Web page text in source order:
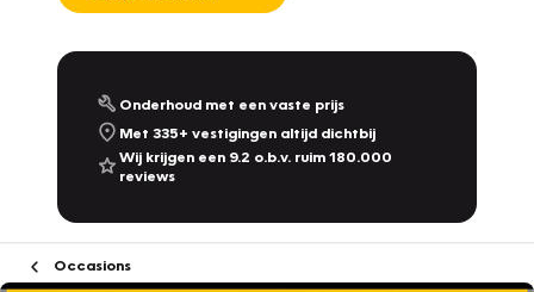
Onderhoud met een vaste prijs
Met 335+ vestigingen altijd dichtbij
Wij krijgen een 9.2 o.b.v. ruim 180.000
reviews
Occasions